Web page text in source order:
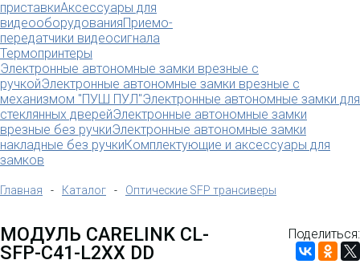
приставкиАксессуары для
видеооборудованияПриемо-
передатчики видеосигнала
Термопринтеры
Электронные автономные замки врезные с
ручкойЭлектронные автономные замки врезные с
механизмом "ПУШ ПУЛ"Электронные автономные замки для
стеклянных дверейЭлектронные автономные замки
врезные без ручкиЭлектронные автономные замки
накладные без ручкиКомплектующие и аксессуары для
замков
Главная - Каталог - Оптические SFP трансиверы
МОДУЛЬ CARELINK CL-
SFP-C41-L2XX DD
Поделиться: